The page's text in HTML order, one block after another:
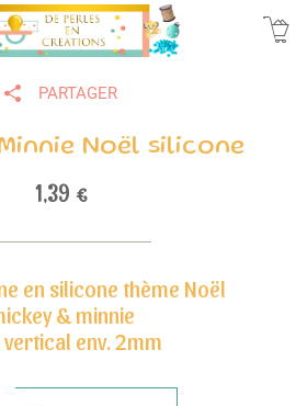
PARTAGER
Noël silicone
1,39 €
en silicone thème Noël
& minnie
env. 2mm